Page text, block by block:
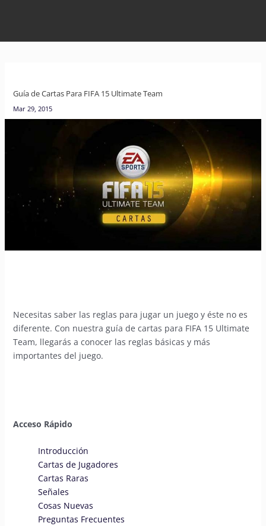
Guía de Cartas Para FIFA 15 Ultimate Team
Mar 29, 2015
Necesitas saber las reglas para jugar un juego y éste no es
diferente. Con nuestra guía de cartas para FIFA 15 Ultimate
Team, llegarás a conocer las reglas básicas y más
importantes del juego.
Acceso Rápido
Introducción
Cartas de Jugadores
Cartas Raras
Señales
Cosas Nuevas
Preguntas Frecuentes